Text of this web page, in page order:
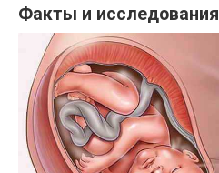
Факты и исследования